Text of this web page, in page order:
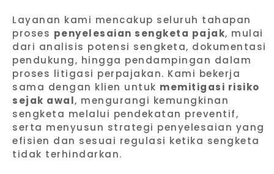
Layanan kami mencakup seluruh tahapan
proses penyelesaian sengketa pajak, mulai
dari analisis potensi sengketa, dokumentasi
pendukung, hingga pendampingan dalam
proses litigasi perpajakan. Kami bekerja
sama dengan klien untuk memitigasi risiko
sejak awal, mengurangi kemungkinan
sengketa melalui pendekatan preventif,
serta menyusun strategi penyelesaian yang
efisien dan sesuai regulasi ketika sengketa
tidak terhindarkan.